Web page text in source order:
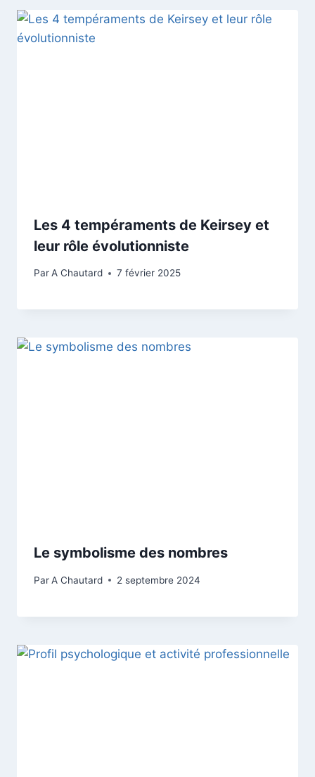
Les 4 tempéraments de Keirsey et
leur rôle évolutionniste
ParA Chautard 7 février 2025
Le symbolisme des nombres
ParA Chautard 2 septembre 2024